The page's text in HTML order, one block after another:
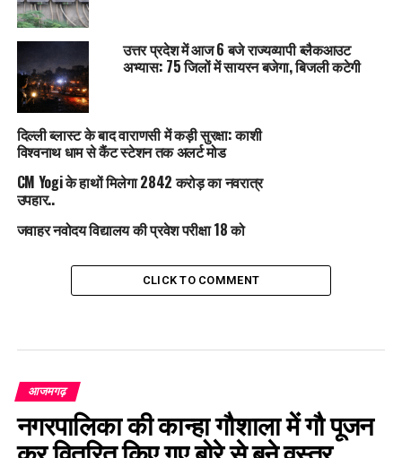
उत्तर प्रदेश में आज 6 बजे राज्यव्यापी ब्लैकआउट
अभ्यास: 75 जिलों में सायरन बजेगा, बिजली कटेगी
दिल्ली ब्लास्ट के बाद वाराणसी में कड़ी सुरक्षा: काशी
विश्वनाथ धाम से कैंट स्टेशन तक अलर्ट मोड
CM Yogi के हाथों मिलेगा 2842 करोड़ का नवरात्र
उपहार..
जवाहर नवोदय विद्यालय की प्रवेश परीक्षा 18 को
CLICK TO COMMENT
आजमगढ़
नगरपालिका की कान्हा गौशाला में गौ पूजन